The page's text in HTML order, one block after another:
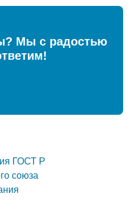
Мы с радостью
ГОСТ Р
союза